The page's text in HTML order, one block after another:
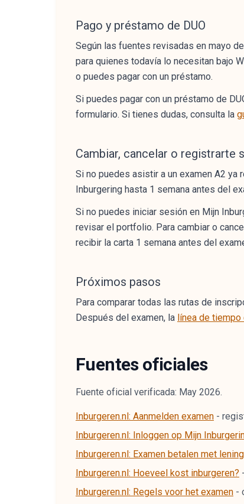
Pago y préstamo de DUO
Según las fuentes revisadas en mayo
para quienes todavía lo necesitan bajo
o puedes pagar con un préstamo.
Si puedes pagar con un préstamo de
formulario. Si tienes dudas, consulta la
Cambiar, cancelar o registrarte
Si no puedes asistir a un examen A2 ya
Inburgering hasta 1 semana antes del
Si no puedes iniciar sesión en Mijn
revisar el portfolio. Para cambiar o
recibir la carta 1 semana antes del
Próximos pasos
Para comparar todas las rutas de
Después del examen, la línea de
Fuentes oficiales
Fuente oficial verificada: May 2026.
Inburgeren.nl: Aanmelden examen -
Inburgeren.nl: Inloggen op Mijn
Inburgeren.nl: Examen betalen met lening
Inburgeren.nl: Hoeveel kost inburgeren? -
Inburgeren.nl: Regels voor het examen -